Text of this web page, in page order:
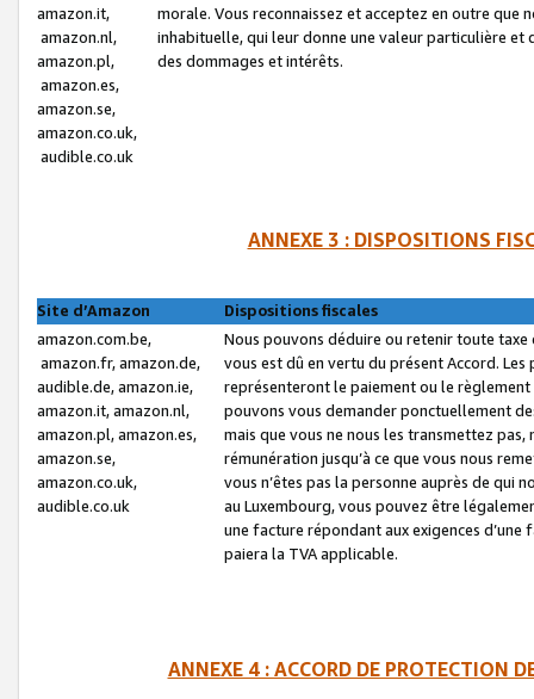
amazon.it,
amazon.nl,
amazon.pl,
amazon.es,
amazon.se,
amazon.co.uk,
audible.co.uk
morale. Vous reconnaissez et acceptez en outre que
inhabituelle, qui leur donne une valeur particulière
des dommages et intérêts.
ANNEXE 3 : DISPOSITIONS
Site d’Amazon
Dispositions fiscales
amazon.com.be,
amazon.fr, amazon.de,
audible.de, amazon.ie,
amazon.it, amazon.nl,
amazon.pl, amazon.es,
amazon.se,
amazon.co.uk,
audible.co.uk
Nous pouvons déduire ou retenir toute
vous est dû en vertu du présent Accord.
représenteront le paiement ou le
pouvons vous demander ponctuellement
mais que vous ne nous les transmettez
rémunération jusqu’à ce que vous nous
vous n’êtes pas la personne auprès de qui
au Luxembourg, vous pouvez être
une facture répondant aux exigences
paiera la TVA applicable.
ANNEXE 4 : ACCORD DE PROTECTION